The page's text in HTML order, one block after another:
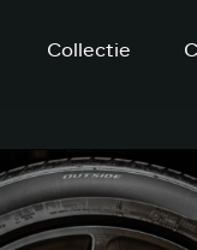
Collectie